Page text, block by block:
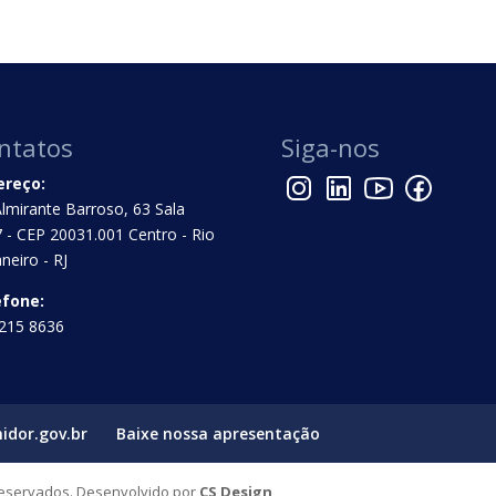
Barroso, 63 Sala
- CEP 20031.001 Centro - Rio
- RJ
8636
Siga-nos
Baixe nossa apresentação
Desenvolvido por CS Design